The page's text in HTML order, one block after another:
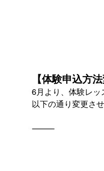
【体験申込方
6月より、体験レッ
以下の通り変更さ
⸻